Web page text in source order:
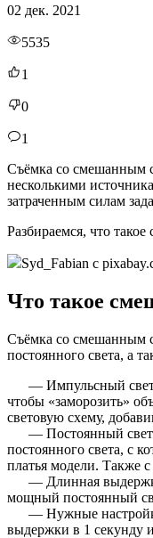
02 дек. 2021
5535
1
0
1
Съёмка со смешанным
несколькими
затраченным силам
Разбираемся, что
Syd_Fabian с
Что такое
Съёмка со смешанным
постоянного света, а
— Импульсный свет
чтобы «заморозить»
световую схему,
— Постоянный свет
постоянного света, с
платья модели. Также
— Длинная выдержка
мощный постоянный
— Нужные настройки
выдержки в 1 секунду и